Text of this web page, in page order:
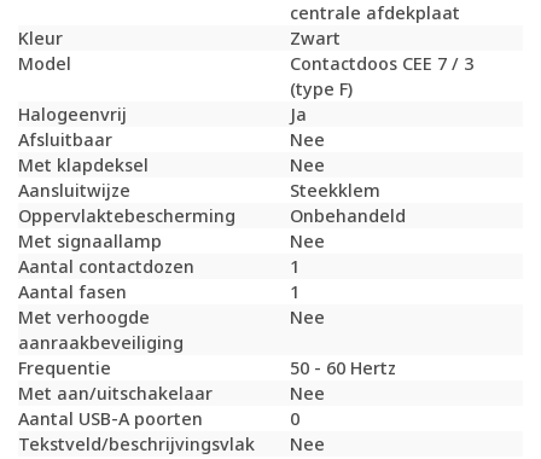
centrale afdekplaat
Kleur
Zwart
Model
Contactdoos CEE 7 / 3
(type F)
Halogeenvrij
Ja
Afsluitbaar
Nee
Met klapdeksel
Nee
Aansluitwijze
Steekklem
Oppervlaktebescherming
Onbehandeld
Met signaallamp
Nee
Aantal contactdozen
1
Aantal fasen
1
Met verhoogde
aanraakbeveiliging
Nee
Frequentie
50 - 60 Hertz
Met aan/uitschakelaar
Nee
Aantal USB-A poorten
0
Tekstveld/beschrijvingsvlak
Nee